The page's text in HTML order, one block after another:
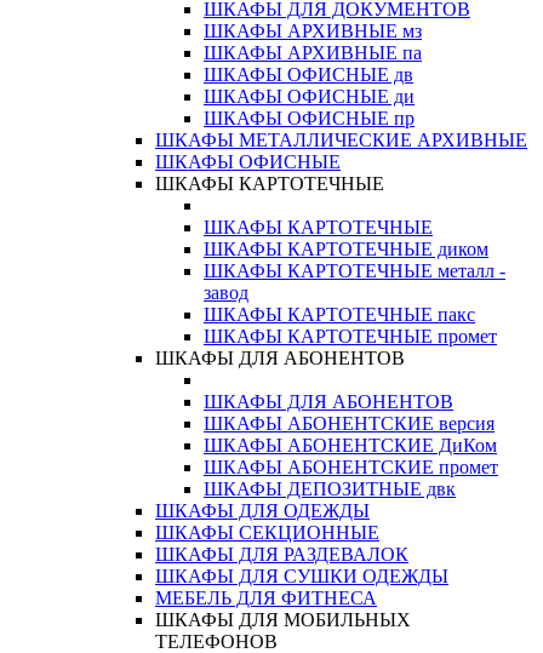
ШКАФЫ ДЛЯ ДОКУМЕНТОВ
ШКАФЫ АРХИВНЫЕ мз
ШКАФЫ АРХИВНЫЕ па
ШКАФЫ ОФИСНЫЕ дв
ШКАФЫ ОФИСНЫЕ ди
ШКАФЫ ОФИСНЫЕ пр
ШКАФЫ МЕТАЛЛИЧЕСКИЕ АРХИВНЫЕ
ШКАФЫ ОФИСНЫЕ
ШКАФЫ КАРТОТЕЧНЫЕ
ШКАФЫ КАРТОТЕЧНЫЕ
ШКАФЫ КАРТОТЕЧНЫЕ диком
ШКАФЫ КАРТОТЕЧНЫЕ металл -
завод
ШКАФЫ КАРТОТЕЧНЫЕ пакс
ШКАФЫ КАРТОТЕЧНЫЕ промет
ШКАФЫ ДЛЯ АБОНЕНТОВ
ШКАФЫ ДЛЯ АБОНЕНТОВ
ШКАФЫ АБОНЕНТСКИЕ версия
ШКАФЫ АБОНЕНТСКИЕ ДиКом
ШКАФЫ АБОНЕНТСКИЕ промет
ШКАФЫ ДЕПОЗИТНЫЕ двк
ШКАФЫ ДЛЯ ОДЕЖДЫ
ШКАФЫ СЕКЦИОННЫЕ
ШКАФЫ ДЛЯ РАЗДЕВАЛОК
ШКАФЫ ДЛЯ СУШКИ ОДЕЖДЫ
МЕБЕЛЬ ДЛЯ ФИТНЕСА
ШКАФЫ ДЛЯ МОБИЛЬНЫХ
ТЕЛЕФОНОВ